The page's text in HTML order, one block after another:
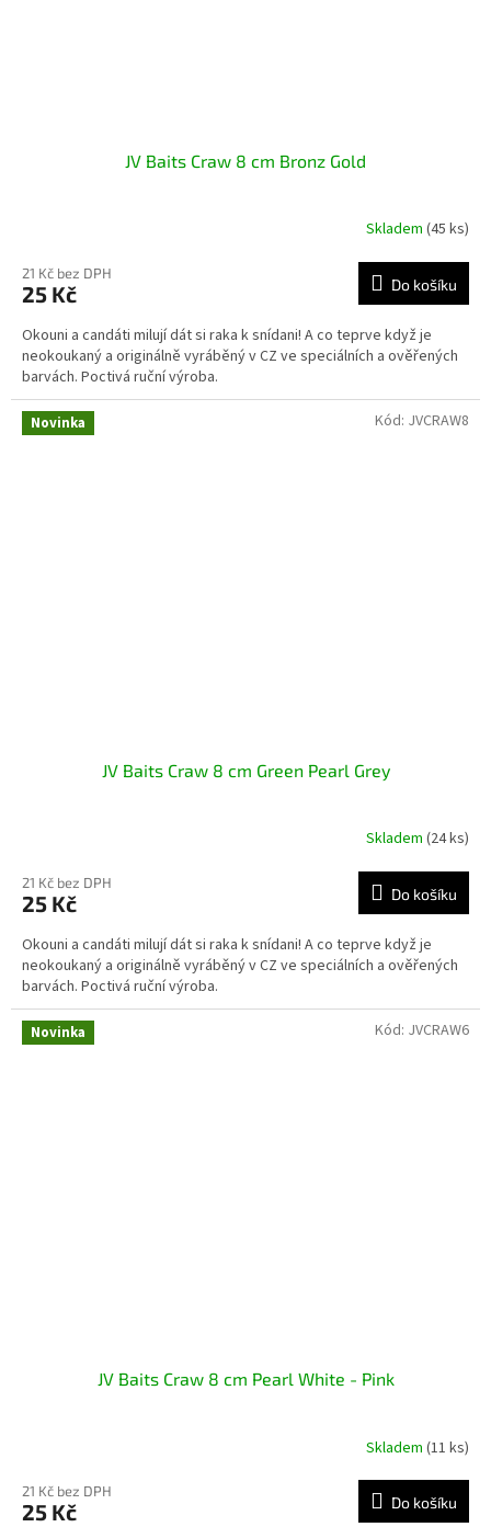
JV Baits Craw 8 cm Bronz Gold
Skladem (45 ks)
21 Kč bez DPH
25 Kč Do košíku
Okouni a candáti milují dát si raka k snídani! A co teprve když je
neokoukaný a originálně vyráběný v CZ ve speciálních a ověřených
barvách. Poctivá ruční výroba.
Novinka
JV Baits Craw 8 cm Green Pearl Grey
Skladem (24 ks)
21 Kč bez DPH
25 Kč Do košíku
Okouni a candáti milují dát si raka k snídani! A co teprve když je
neokoukaný a originálně vyráběný v CZ ve speciálních a ověřených
barvách. Poctivá ruční výroba.
Kód: JVCRAW8
Novinka
JV Baits Craw 8 cm Pearl White - Pink
Skladem (11 ks)
21 Kč bez DPH
25 Kč Do košíku
Kód: JVCRAW6